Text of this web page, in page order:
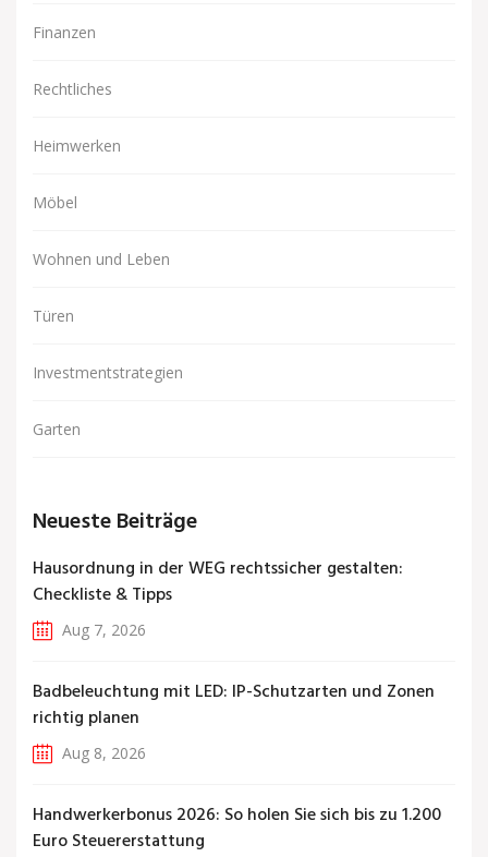
Finanzen
Rechtliches
Heimwerken
Möbel
Wohnen und Leben
Türen
Investmentstrategien
Garten
Neueste Beiträge
Hausordnung in der WEG rechtssicher gestalten:
Checkliste & Tipps
Aug 7, 2026
Badbeleuchtung mit LED: IP-Schutzarten und Zonen
richtig planen
Aug 8, 2026
Handwerkerbonus 2026: So holen Sie sich bis zu 1.200
Euro Steuererstattung